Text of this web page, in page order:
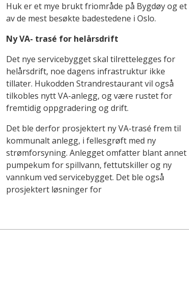
Huk er et mye brukt friområde på Bygdøy og et
av de mest besøkte badestedene i Oslo.
Ny VA- trasé for helårsdrift
Det nye servicebygget skal tilrettelegges for
helårsdrift, noe dagens infrastruktur ikke
tillater. Hukodden Strandrestaurant vil også
tilkobles nytt VA-anlegg, og være rustet for
fremtidig oppgradering og drift.
Det ble derfor prosjektert ny VA-trasé frem til
kommunalt anlegg, i fellesgrøft med ny
strømforsyning. Anlegget omfatter blant annet
pumpekum for spillvann, fettutskiller og ny
vannkum ved servicebygget. Det ble også
prosjektert løsninger for